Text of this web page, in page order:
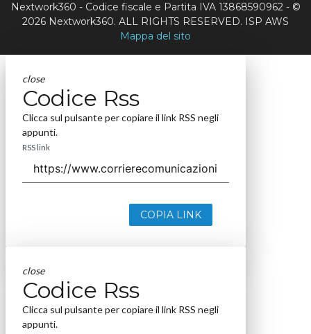
Nextwork360 - Codice fiscale e Partita IVA 13868590962 - ©
2026 Nextwork360. ALL RIGHTS RESERVED. ISP AWS
Mappa del sito
close
Codice Rss
Clicca sul pulsante per copiare il link RSS negli
appunti.
RSS link
COPIA LINK
close
Codice Rss
Clicca sul pulsante per copiare il link RSS negli
appunti.